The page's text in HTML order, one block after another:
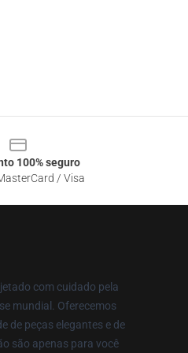
100% seguro
/ Visa
com cuidado pela
mundial. Oferecemos
de peças elegantes e de
são apenas para você